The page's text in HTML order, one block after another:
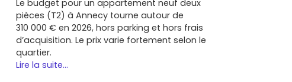
Le budget pour un appartement neuf deux
pièces (T2) à Annecy tourne autour de
310 000 € en 2026, hors parking et hors frais
d’acquisition. Le prix varie fortement selon le
quartier.
Lire la suite...